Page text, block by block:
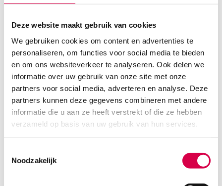
Deze website maakt gebruik van cookies
We gebruiken cookies om content en advertenties te
personaliseren, om functies voor social media te bieden
en om ons websiteverkeer te analyseren. Ook delen we
informatie over uw gebruik van onze site met onze
partners voor social media, adverteren en analyse. Deze
partners kunnen deze gegevens combineren met andere
informatie die u aan ze heeft verstrekt of die ze hebben
verzameld op basis van uw gebruik van hun services.
Noodzakelijk
Direct leverbaar